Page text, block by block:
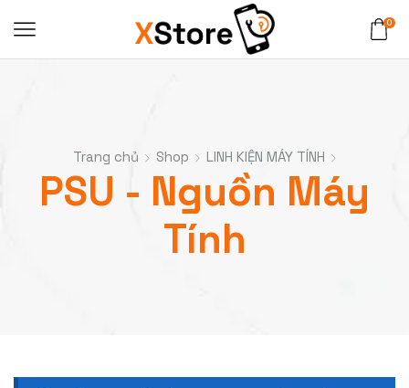
0
Trang chủ Shop LINH KIỆN MÁY TÍNH
PSU - Nguồn Máy
Tính